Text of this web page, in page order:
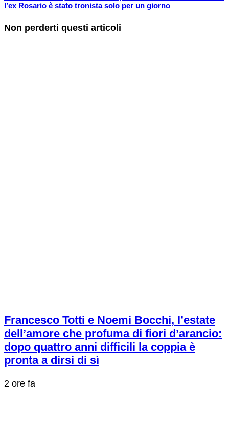
l’ex Rosario è stato tronista solo per un giorno
Non perderti questi articoli
Francesco Totti e Noemi Bocchi, l’estate
dell’amore che profuma di fiori d’arancio:
dopo quattro anni difficili la coppia è
pronta a dirsi di sì
2 ore fa